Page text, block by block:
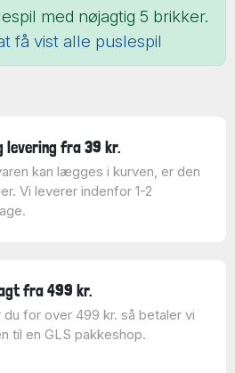
med nøjagtig 5 brikker.
få vist alle puslespil
levering fra 39 kr.
kan lægges i kurven, er den
Vi leverer indenfor 1-2
fra 499 kr.
du for over 499 kr. så betaler vi
til en GLS pakkeshop.